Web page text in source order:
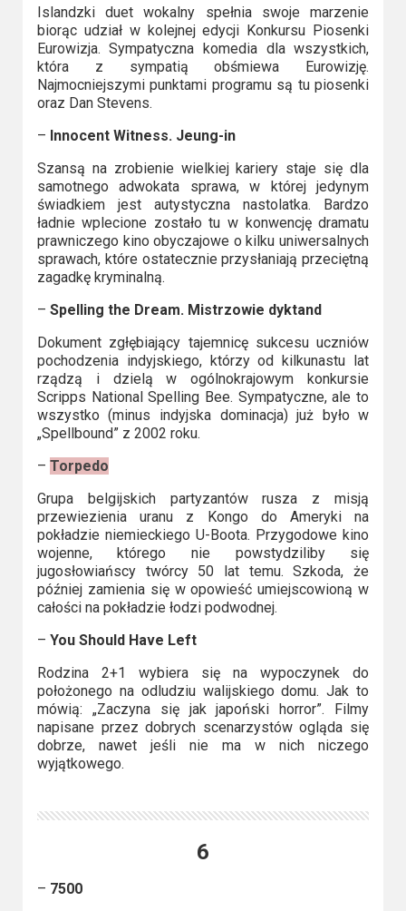
Islandzki duet wokalny spełnia swoje marzenie
biorąc udział w kolejnej edycji Konkursu Piosenki
Eurowizja. Sympatyczna komedia dla wszystkich,
która z sympatią obśmiewa Eurowizję.
Najmocniejszymi punktami programu są tu piosenki
oraz Dan Stevens.
– Innocent Witness. Jeung-in
Szansą na zrobienie wielkiej kariery staje się dla
samotnego adwokata sprawa, w której jedynym
świadkiem jest autystyczna nastolatka. Bardzo
ładnie wplecione zostało tu w konwencję dramatu
prawniczego kino obyczajowe o kilku uniwersalnych
sprawach, które ostatecznie przysłaniają przeciętną
zagadkę kryminalną.
– Spelling the Dream. Mistrzowie dyktand
Dokument zgłębiający tajemnicę sukcesu uczniów
pochodzenia indyjskiego, którzy od kilkunastu lat
rządzą i dzielą w ogólnokrajowym konkursie
Scripps National Spelling Bee. Sympatyczne, ale to
wszystko (minus indyjska dominacja) już było w
„Spellbound” z 2002 roku.
– Torpedo
Grupa belgijskich partyzantów rusza z misją
przewiezienia uranu z Kongo do Ameryki na
pokładzie niemieckiego U-Boota. Przygodowe kino
wojenne, którego nie powstydziliby się
jugosłowiańscy twórcy 50 lat temu. Szkoda, że
później zamienia się w opowieść umiejscowioną w
całości na pokładzie łodzi podwodnej.
– You Should Have Left
Rodzina 2+1 wybiera się na wypoczynek do
położonego na odludziu walijskiego domu. Jak to
mówią: „Zaczyna się jak japoński horror”. Filmy
napisane przez dobrych scenarzystów ogląda się
dobrze, nawet jeśli nie ma w nich niczego
wyjątkowego.
6
– 7500